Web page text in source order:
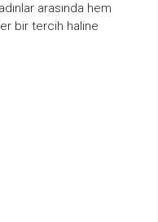
arasında hem
bir tercih haline